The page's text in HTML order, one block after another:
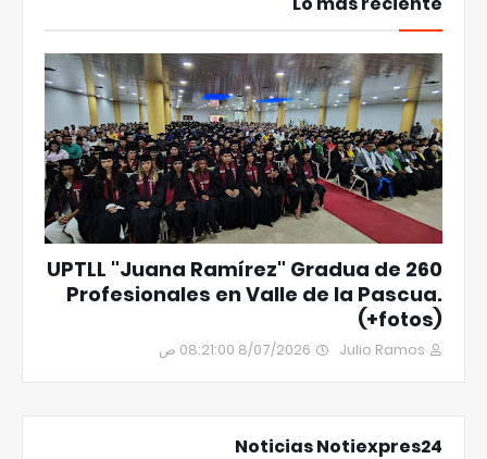
UPTLL "Juana Ramírez" Gradua de 260
Profesionales en Valle de la Pascua.
(+fotos)
Julio Ramos 8/07/2026 08:21:00 ص
Noticias Notiexpres24